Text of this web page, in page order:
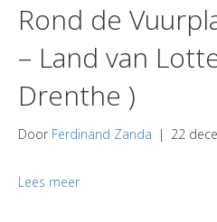
Rond de
– Land van
Drenthe )
Door Ferdinand Zanda | 22
Lees meer